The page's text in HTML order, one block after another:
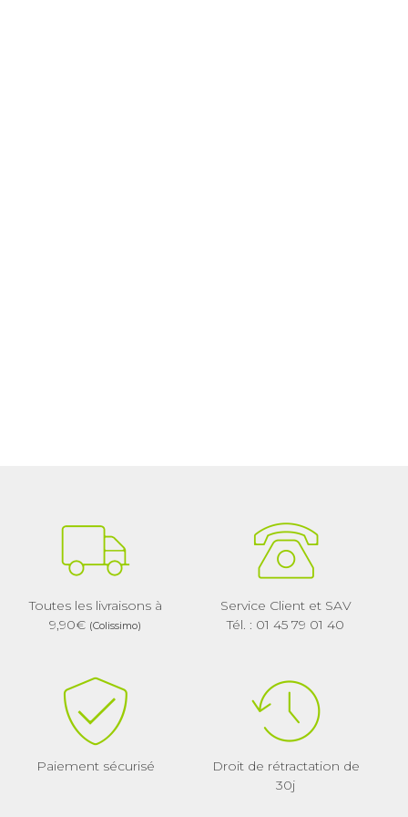
Toutes les livraisons à
9,90€ (Colissimo)
Paiement sécurisé
Service Client et SAV
Tél. : 01 45 79 01 40
Droit de rétractation de
30j